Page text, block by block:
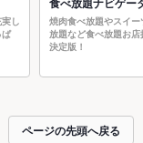
し
焼肉食べ放題やスイー
放題など食べ放題お店
決定版！
ページの先頭へ戻る